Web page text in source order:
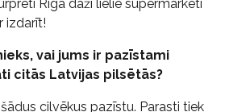
Rīgā daži lielie supermārketi
izdarīt!
vai jums ir pazīstami
citās Latvijas pilsētās?
cilvēkus pazīstu. Parasti tiek